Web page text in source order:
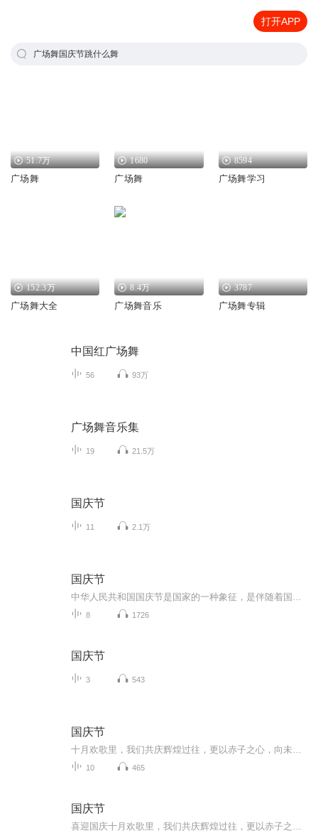
打开APP
广场舞国庆节跳什么舞
51.7万
广场舞
1680
广场舞
8594
广场舞学习
152.3万
广场舞大全
8.4万
广场舞音乐
3787
广场舞专辑
中国红广场舞
56 93万
广场舞音乐集
19 21.5万
国庆节
11 2.1万
国庆节
8 1726
国庆节
3 543
国庆节
10 465
国庆节